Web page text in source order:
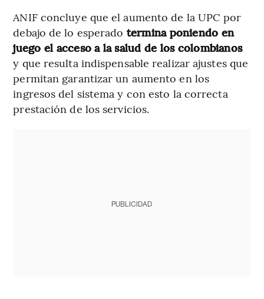
ANIF concluye que el aumento de la UPC por
debajo de lo esperado termina poniendo en
juego el acceso a la salud de los colombianos
y que resulta indispensable realizar ajustes que
permitan garantizar un aumento en los
ingresos del sistema y con esto la correcta
prestación de los servicios.
PUBLICIDAD